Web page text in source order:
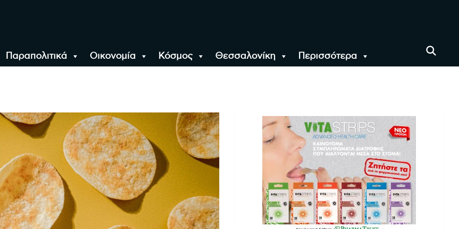
Παραπολιτικά Οικονομία Κόσμος Θεσσαλονίκη Περισσότερα